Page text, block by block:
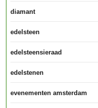
diamant
edelsteen
edelsteensieraad
edelstenen
evenementen amsterdam